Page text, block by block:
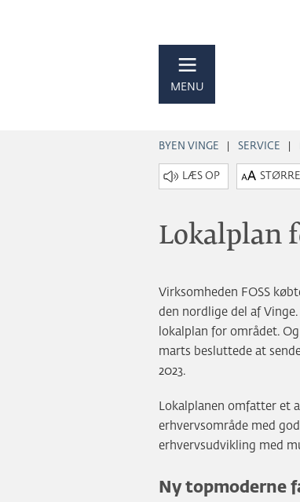
MENU
BYEN VINGE SERVICE
STØRRE
Lokalplan
Virksomheden FOSS
den nordlige del af
lokalplan for området.
marts besluttede at
2023.
Lokalplanen omfatter et
erhvervsområde med
erhvervsudvikling med
Ny topmoderne